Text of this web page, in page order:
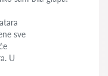
sve
U